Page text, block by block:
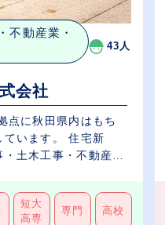
不動産業・
43人
会社
点に秋田県内はもち
ています。 住宅新
土木工事・不動産
短大
高専
専門 高校